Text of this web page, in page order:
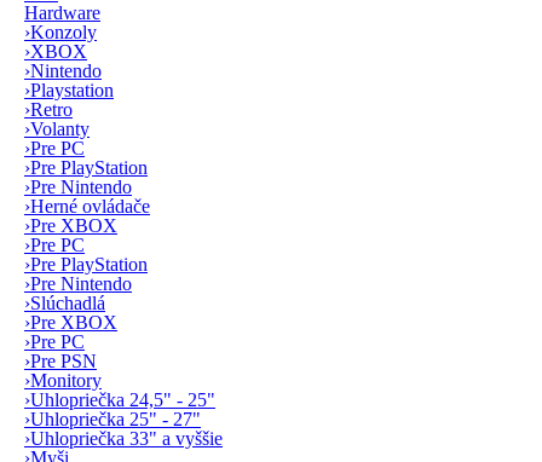
Hardware
›Konzoly
›XBOX
›Nintendo
›Playstation
›Retro
›Volanty
›Pre PC
›Pre PlayStation
›Pre Nintendo
›Herné ovládače
›Pre XBOX
›Pre PC
›Pre PlayStation
›Pre Nintendo
›Slúchadlá
›Pre XBOX
›Pre PC
›Pre PSN
›Monitory
›Uhlopriečka 24,5" - 25"
›Uhlopriečka 25" - 27"
›Uhlopriečka 33" a vyššie
›Myši